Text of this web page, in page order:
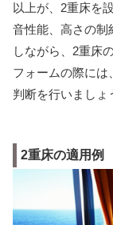
以上が、2重床を
音性能、高さの制
しながら、2重床
フォームの際には
判断を行いましょ
2重床の適用例